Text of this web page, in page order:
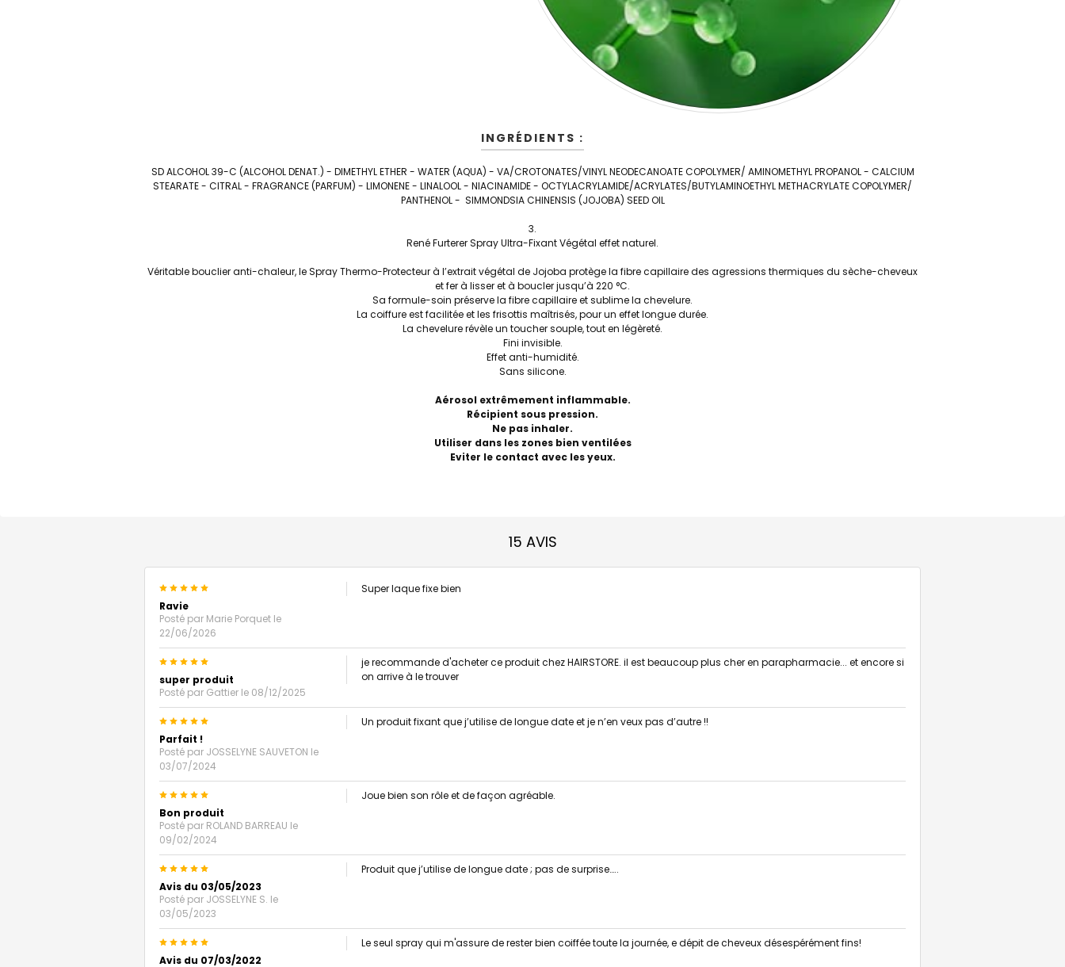
INGRÉDIENTS :
SD ALCOHOL 39-C (ALCOHOL DENAT.) - DIMETHYL ETHER - WATER (AQUA) - VA/CROTONATES/VINYL NEODECANOATE COPOLYMER/ AMINOMETHYL PROPANOL - CALCIUM
STEARATE - CITRAL - FRAGRANCE (PARFUM) - LIMONENE - LINALOOL - NIACINAMIDE - OCTYLACRYLAMIDE/ACRYLATES/BUTYLAMINOETHYL METHACRYLATE COPOLYMER/
PANTHENOL - SIMMONDSIA CHINENSIS (JOJOBA) SEED OIL
René Furterer Spray Ultra-Fixant Végétal effet naturel.
Véritable bouclier anti-chaleur, le Spray Thermo-Protecteur à l’extrait végétal de Jojoba protège la fibre capillaire des agressions thermiques du sèche-cheveux
et fer à lisser et à boucler jusqu’à 220 °C.
Sa formule-soin préserve la fibre capillaire et sublime la chevelure.
La coiffure est facilitée et les frisottis maîtrisés, pour un effet longue durée.
La chevelure révèle un toucher souple, tout en légèreté.
Fini invisible.
Effet anti-humidité.
Sans silicone.
Aérosol extrêmement inflammable.
Récipient sous pression.
Ne pas inhaler.
Utiliser dans les zones bien ventilées
Eviter le contact avec les yeux.
15 AVIS
5
Ravie
Posté par Marie Porquet le
22/06/2026
Super laque fixe bien
5
super produit
Posté par Gattier le 08/12/2025
je recommande d'acheter ce produit chez HAIRSTORE. il est beaucoup plus cher en parapharmacie... et encore si
on arrive à le trouver
5
Parfait !
Posté par JOSSELYNE SAUVETON le
03/07/2024
Un produit fixant que j’utilise de longue date et je n’en veux pas d’autre !!
5
Bon produit
Posté par ROLAND BARREAU le
09/02/2024
Joue bien son rôle et de façon agréable.
5
Avis du 03/05/2023
Posté par JOSSELYNE S. le
03/05/2023
Produit que j’utilise de longue date ; pas de surprise…..
5
Avis du 07/03/2022
Le seul spray qui m'assure de rester bien coiffée toute la journée, e dépit de cheveux désespérément fins!